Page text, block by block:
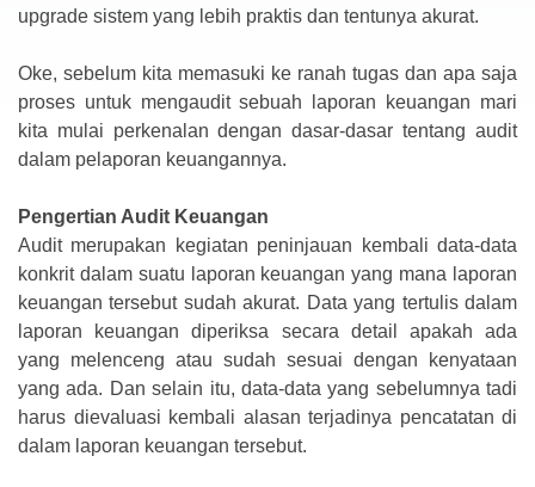
upgrade sistem yang lebih praktis dan tentunya akurat.
Oke, sebelum kita memasuki ke ranah tugas dan apa saja
proses untuk mengaudit sebuah laporan keuangan mari
kita mulai perkenalan dengan dasar-dasar tentang audit
dalam pelaporan keuangannya.
Pengertian Audit Keuangan
Audit merupakan kegiatan peninjauan kembali data-data
konkrit dalam suatu laporan keuangan yang mana laporan
keuangan tersebut sudah akurat. Data yang tertulis dalam
laporan keuangan diperiksa secara detail apakah ada
yang melenceng atau sudah sesuai dengan kenyataan
yang ada. Dan selain itu, data-data yang sebelumnya tadi
harus dievaluasi kembali alasan terjadinya pencatatan di
dalam laporan keuangan tersebut.